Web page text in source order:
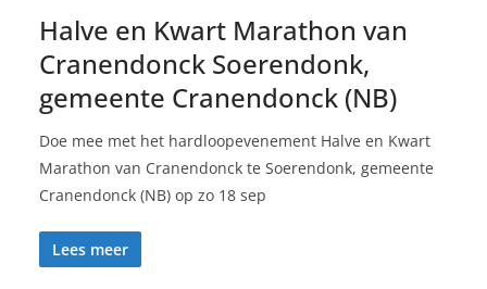
Halve en Kwart Marathon van
Cranendonck Soerendonk,
gemeente Cranendonck (NB)
Doe mee met het hardloopevenement Halve en Kwart
Marathon van Cranendonck te Soerendonk, gemeente
Cranendonck (NB) op zo 18 sep
Lees meer